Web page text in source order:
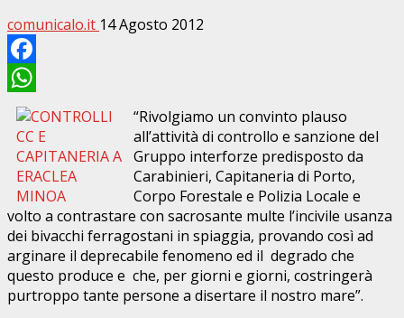
comunicalo.it 14 Agosto 2012
Facebook
WhatsApp
“Rivolgiamo un convinto plauso
all’attività di controllo e sanzione del
Gruppo interforze predisposto da
Carabinieri, Capitaneria di Porto,
Corpo Forestale e Polizia Locale e
volto a contrastare con sacrosante multe l’incivile usanza
dei bivacchi ferragostani in spiaggia, provando così ad
arginare il deprecabile fenomeno ed il degrado che
questo produce e che, per giorni e giorni, costringerà
purtroppo tante persone a disertare il nostro mare”.